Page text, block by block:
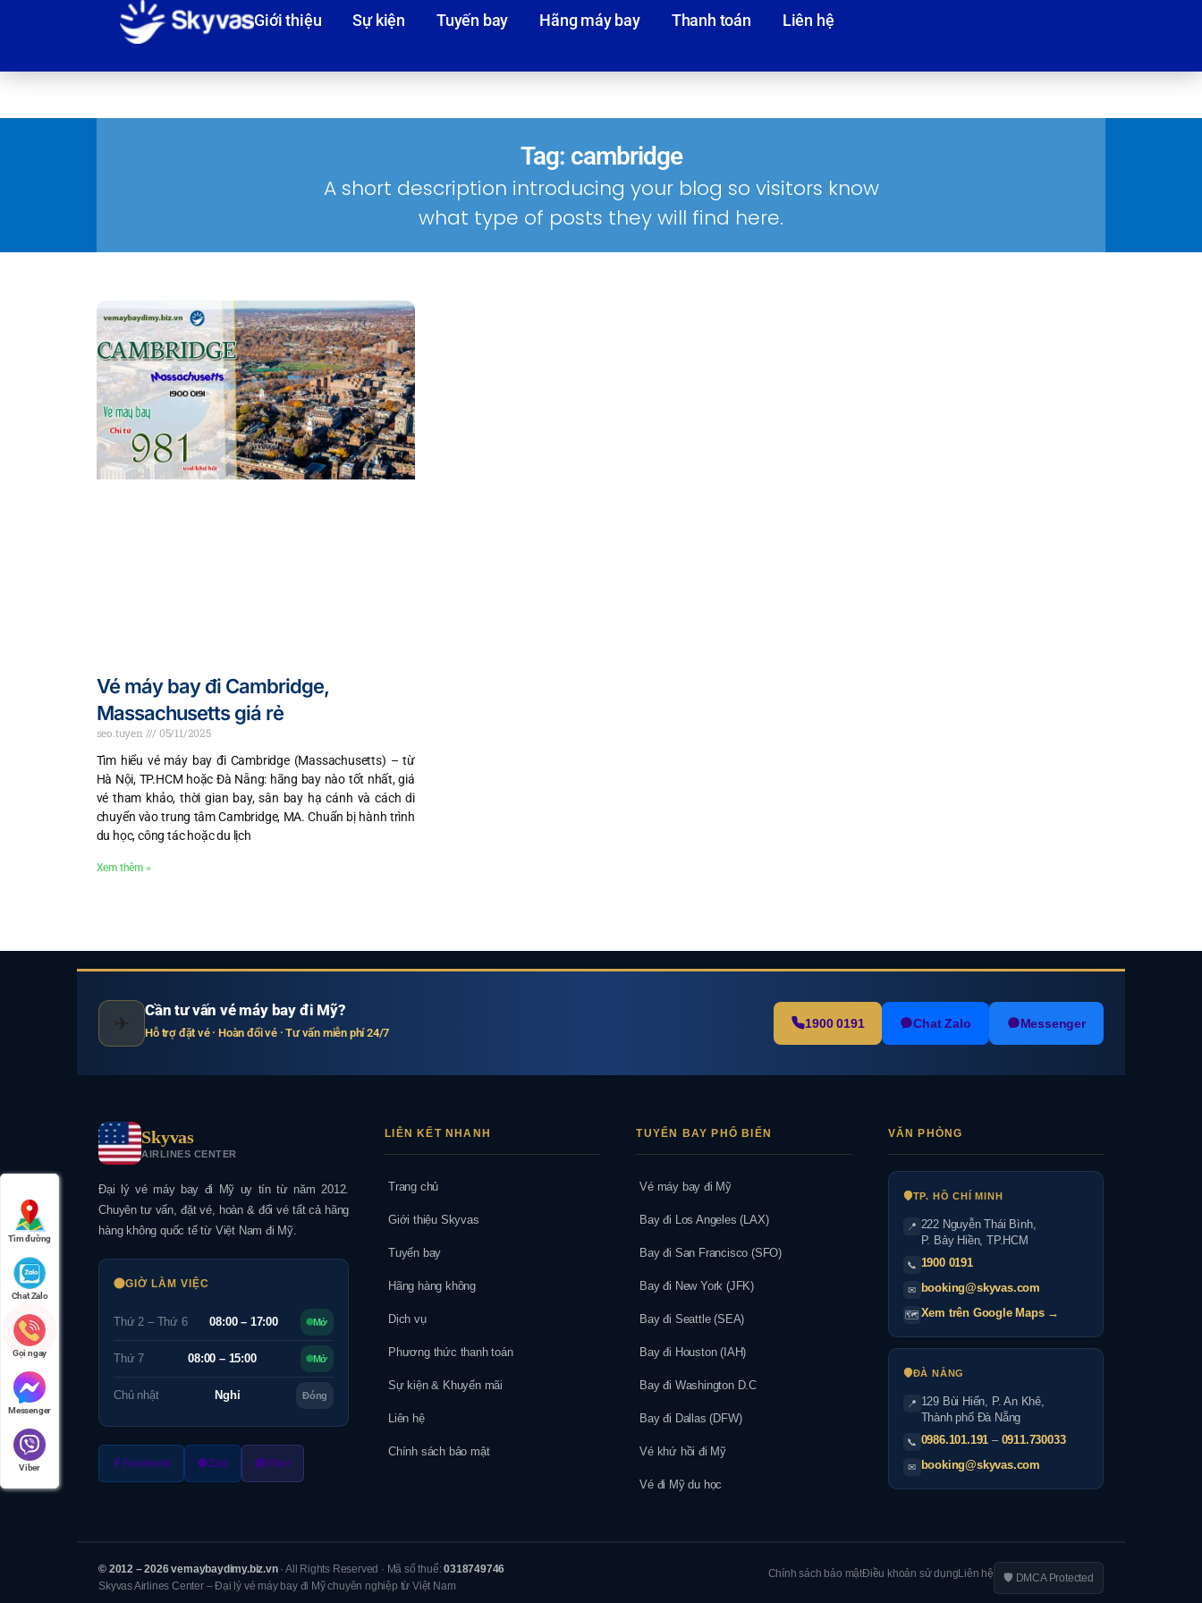
Giới thiệu Sự kiện Tuyến bay Hãng máy bay Thanh toán Liên hệ
Tag: cambridge
A short description introducing your blog so visitors know
what type of posts they will find here.
Vé máy bay đi Cambridge,
Massachusetts giá rẻ
seo.tuyen
05/11/2025
Tìm hiểu vé máy bay đi Cambridge (Massachusetts) – từ
Hà Nội, TP.HCM hoặc Đà Nẵng: hãng bay nào tốt nhất, giá
vé tham khảo, thời gian bay, sân bay hạ cánh và cách di
chuyển vào trung tâm Cambridge, MA. Chuẩn bị hành trình
du học, công tác hoặc du lịch
Xem thêm »
✈
Cần tư vấn vé máy bay đi Mỹ?
Hỗ trợ đặt vé · Hoàn đổi vé · Tư vấn miễn phí 24/7
1900 0191 Chat Zalo Messenger
Skyvas
AIRLINES CENTER
Đại lý vé máy bay đi Mỹ uy tín từ năm 2012.
Chuyên tư vấn, đặt vé, hoàn & đổi vé tất cả hãng
hàng không quốc tế từ Việt Nam đi Mỹ.
GIỜ LÀM VIỆC
Thứ 2 – Thứ 6 08:00 – 17:00 Mở
Thứ 7 08:00 – 15:00 Mở
Chủ nhật Nghỉ Đóng
Facebook Zalo Viber
LIÊN KẾT NHANH
Trang chủ
Giới thiệu Skyvas
Tuyến bay
Hãng hàng không
Dịch vụ
Phương thức thanh toán
Sự kiện & Khuyến mãi
Liên hệ
Chính sách bảo mật
TUYẾN BAY PHỔ BIẾN
Vé máy bay đi Mỹ
Bay đi Los Angeles (LAX)
Bay đi San Francisco (SFO)
Bay đi New York (JFK)
Bay đi Seattle (SEA)
Bay đi Houston (IAH)
Bay đi Washington D.C
Bay đi Dallas (DFW)
Vé khứ hồi đi Mỹ
Vé đi Mỹ du học
VĂN PHÒNG
TP. HỒ CHÍ MINH
📍 222 Nguyễn Thái Bình,
P. Bảy Hiền, TP.HCM
📞 1900 0191
✉ booking@skyvas.com
🗺 Xem trên Google Maps →
ĐÀ NẴNG
📍 129 Bùi Hiển, P. An Khê,
Thành phố Đà Nẵng
📞 0986.101.191 – 0911.730033
✉ booking@skyvas.com
© 2012 – 2026 vemaybaydimy.biz.vn· All Rights Reserved · Mã số thuế:0318749746
Skyvas Airlines Center – Đại lý vé máy bay đi Mỹ chuyên nghiệp từ Việt Nam
Chính sách bảo mậtĐiều khoản sử dụngLiên hệ 🛡 DMCA Protected
Tìm đường
Chat Zalo
Gọi ngay
Messenger
Viber